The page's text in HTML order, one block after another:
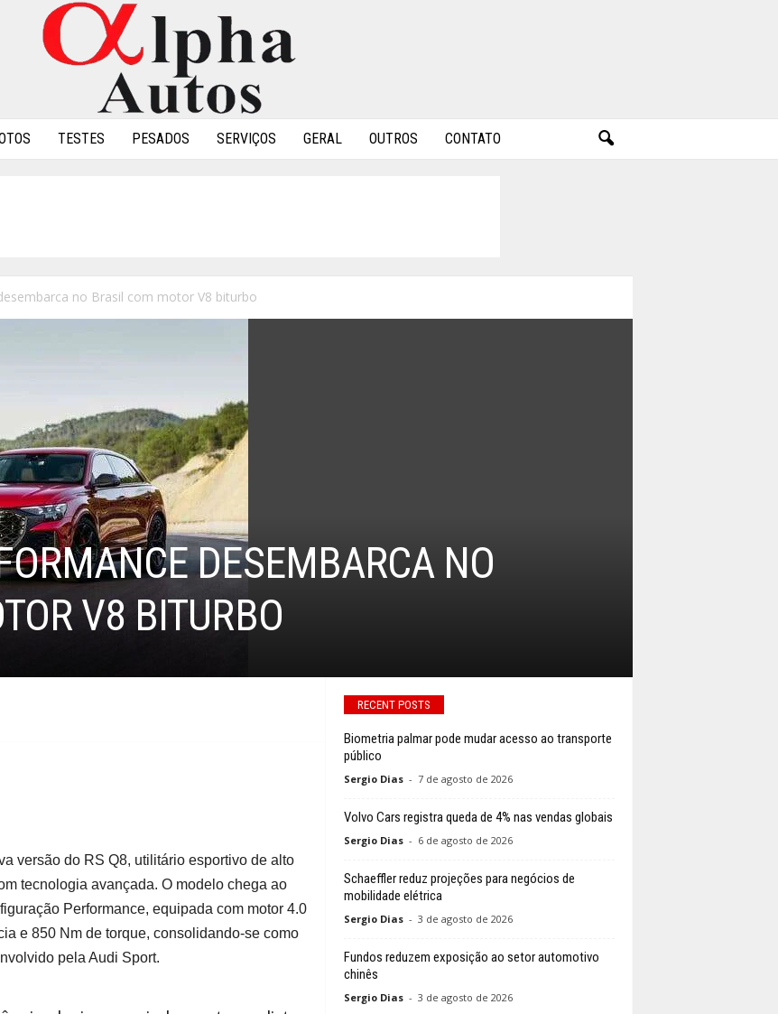
TESTES PESADOS SERVIÇOS GERAL OUTROS CONTATO
no Brasil com motor V8 biturbo
DESEMBARCA NO
V8 BITURBO
versão do RS Q8, utilitário esportivo de alto
tecnologia avançada. O modelo chega ao
Performance, equipada com motor 4.0
e 850 Nm de torque, consolidando-se como
pela Audi Sport.
RECENT POSTS
Biometria palmar pode mudar acesso ao transporte
público
Sergio Dias - 7 de agosto de 2026
Volvo Cars registra queda de 4% nas vendas globais
Sergio Dias - 6 de agosto de 2026
Schaeffler reduz projeções para negócios de
mobilidade elétrica
Sergio Dias - 3 de agosto de 2026
Fundos reduzem exposição ao setor automotivo
chinês
Sergio Dias - 3 de agosto de 2026